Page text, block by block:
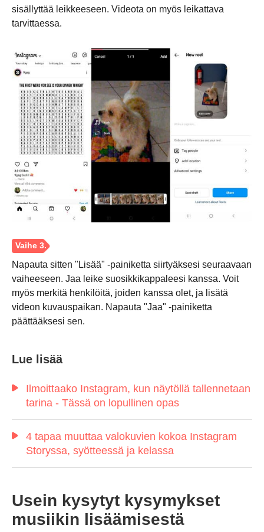
Vaihe 1.
sisällyttää leikkeeseen. Videota on myös leikattava
tarvittaessa.
Napauta sitten "Lisää" -painiketta siirtyäksesi seuraavaan
vaiheeseen. Jaa leike suosikkikappaleesi kanssa. Voit
myös merkitä henkilöitä, joiden kanssa olet, ja lisätä
videon kuvauspaikan. Napauta "Jaa" -painiketta
päättääksesi sen.
Lue lisää
Ilmoittaako Instagram, kun näytöllä tallennetaan
tarina - Tässä on lopullinen opas
4 tapaa muuttaa valokuvien kokoa Instagram
Storyssa, syötteessä ja kelassa
Usein kysytyt kysymykset
musiikin lisäämisestä